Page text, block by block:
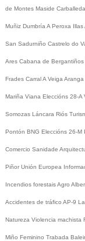
de Montes Maside
Muñiz Dumbría A Peroxa Illas
San Sadurniño Castrelo do
Ares Cabana de Bergantiños
Frades CarralA Veiga Aranga
Mariña Viana Eleccións 28-A
Somozas Láncara Riós
Pontón BNG Eleccións 26-M
Comercio Sanidade
Piñor Unión Europea
Incendios forestaisAgro
Accidentes de tráfico AP-9
Natureza Violencia machista
Miño Feminino Trabada